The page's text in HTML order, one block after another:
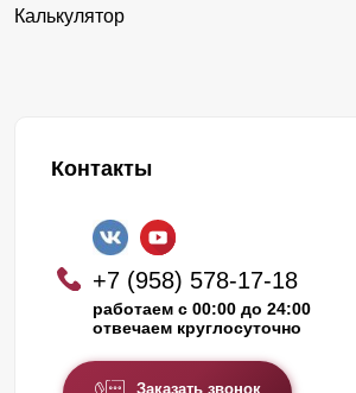
Калькулятор
Контакты
+7 (958) 578-17-18
работаем с 00:00 до 24:00
отвечаем круглосуточно
Заказать звонок